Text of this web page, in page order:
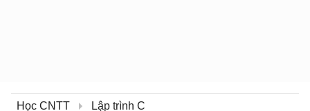
Học CNTT Lập trình C